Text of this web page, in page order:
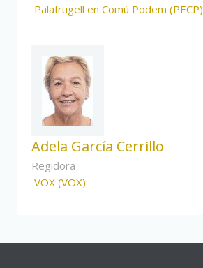
Palafrugell en Comú Podem (PECP)
Adela García Cerrillo
Regidora
VOX (VOX)